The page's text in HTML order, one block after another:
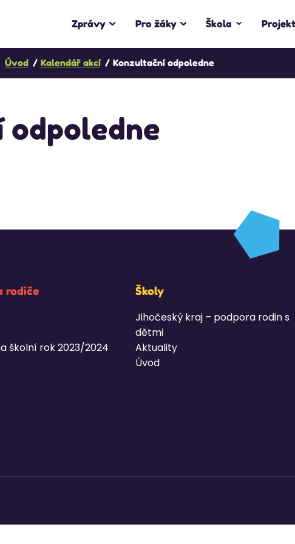
Zprávy Pro žáky Škola
Úvod Kalendář akcí Konzultační odpoledne
odpoledne
rodiče
školní rok 2023/2024
Školy
Jihočeský kraj – podpora rodin s
dětmi
Aktuality
Úvod